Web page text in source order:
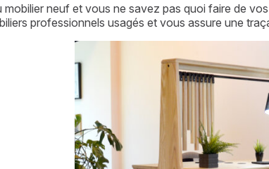
neuf et vous ne savez pas quoi faire de
professionnels usagés et vous assure une